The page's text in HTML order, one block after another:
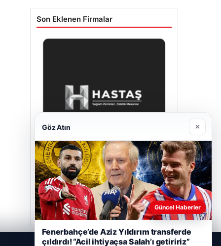
Son Eklenen Firmalar
Hastaş Beton
26/05/2026
Göz Atın ×
Güncel Haberler
Fenerbahçe’de Aziz Yıldırım transferde
çıldırdı! “Acil ihtiyaçsa Salah’ı getiririz”